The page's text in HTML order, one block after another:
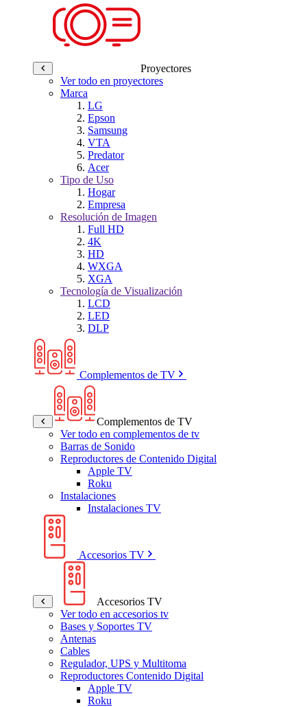
Proyectores
Ver todo en proyectores
Marca
LG
Epson
Samsung
VTA
Predator
Acer
Tipo de Uso
Hogar
Empresa
Resolución de Imagen
Full HD
4K
HD
WXGA
XGA
Tecnología de Visualización
LCD
LED
DLP
Complementos de TV
Complementos de TV
Ver todo en complementos de tv
Barras de Sonido
Reproductores de Contenido Digital
Apple TV
Roku
Instalaciones
Instalaciones TV
Accesorios TV
Accesorios TV
Ver todo en accesorios tv
Bases y Soportes TV
Antenas
Cables
Regulador, UPS y Multitoma
Reproductores Contenido Digital
Apple TV
Roku